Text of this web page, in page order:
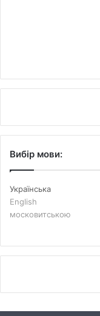
Вибір мови:
Українська
English
московитською